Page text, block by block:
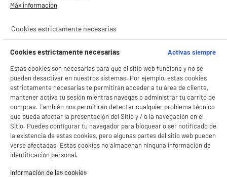
★★★★★
★★★★★
4 /5(655)
compare_product
Impresora, Escáner y Copiadora
Más productos :
Wifi : Sí
dúplex automático : No
59€96
Más información
Cookies estrictamente necesarias
Cookies estrictamente necesarias
Activas siempre
Estas cookies son necesarias para que el sitio web funcione y no se
pueden desactivar en nuestros sistemas. Por ejemplo, estas cookies
estrictamente necesarias te permitirán acceder a tu área de cliente,
mantener activa tu sesión mientras navegas o administrar tu carrito de
compras. También nos permitirán detectar cualquier problema técnico
que pueda afectar la presentación del Sitio y / o la navegación en el
Sitio. Puedes configurar tu navegador para bloquear o ser notificado de
la existencia de estas cookies, pero algunas partes del sitio web pueden
verse afectadas. Estas cookies no almacenan ninguna información de
identificación personal.
Información de las cookies‎